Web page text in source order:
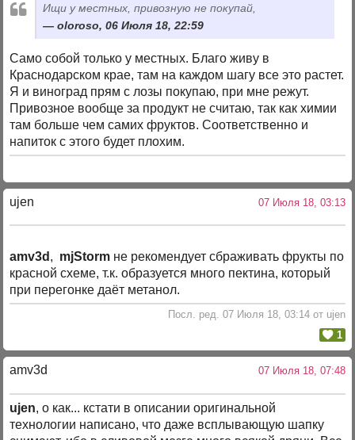
Ищи у местных, привозную не покупай,
oloroso, 06 Июля 18, 22:59
Само собой только у местных. Благо живу в
Краснодарском крае, там на каждом шагу все это растет.
Я и виноград прям с лозы покупаю, при мне режут.
Привозное вообще за продукт не считаю, так как химии
там больше чем самих фруктов. Соответственно и
напиток с этого будет плохим.
ujen 07 Июля 18, 03:13
amv3d , mjStоrm не рекомендует сбраживать фрукты по
красной схеме, т.к. образуется много пектина, который
при перегонке даёт метанол.
Посл. ред. 07 Июля 18, 03:14 от ujen
1
amv3d 07 Июля 18, 07:48
ujen, о как... кстати в описании оригинальной
технологии написано, что даже всплывающую шапку